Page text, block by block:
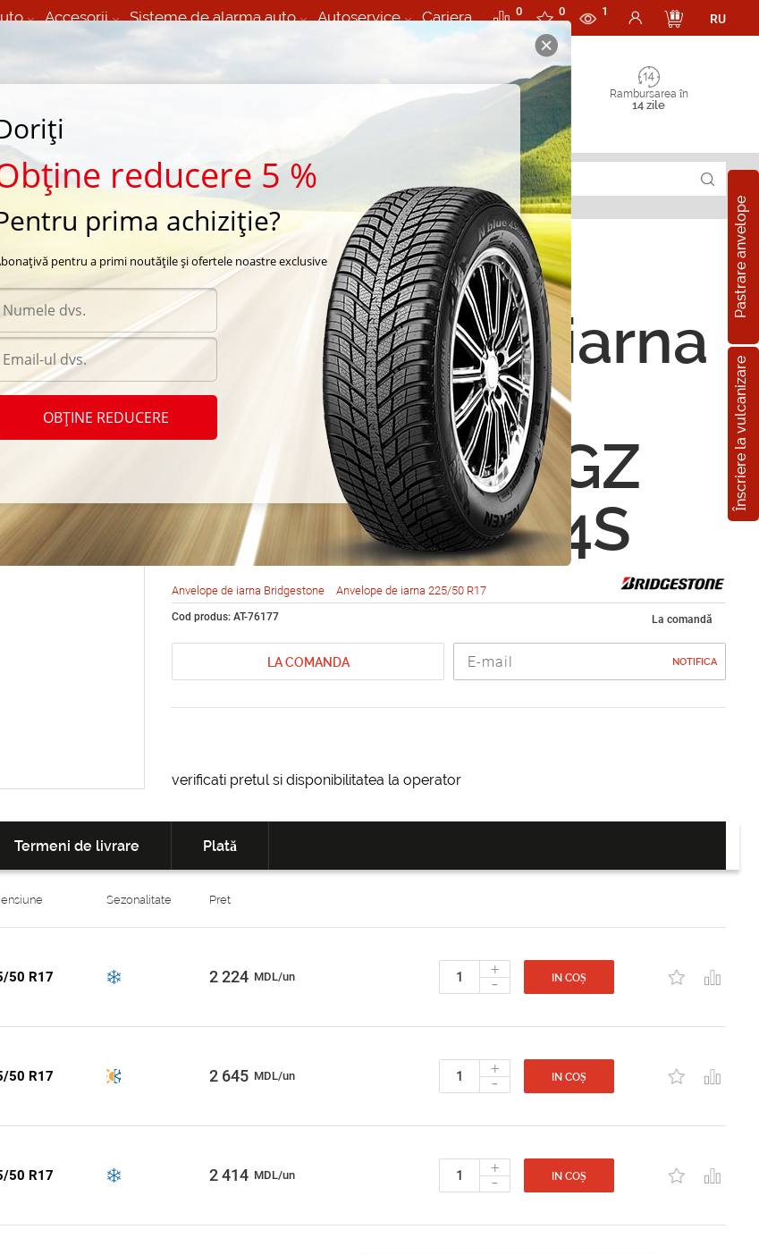
Accesorii Sisteme de alarma auto Autoservice Cariera 0 0 1
RU
24/7 non
Rambursarea în
14 zile
Pastrare anvelope
Înscriere la vulcanizare
Blizzak Revo-GZ Bridgestone Blizzak Revo GZ 225/50 R17 94S
Anvelope de iarna
Bridgestone
Blizzak Revo GZ
225/50 R17 94S
Anvelope de iarna Bridgestone Anvelope de iarna 225/50 R17
Cod produs: AT-76177 La comandă
LA COMANDA NOTIFICA
verificati pretul si disponibilitatea la operator
Termeni de livrare Plată
Sezonalitate Pret
50 R17 2 224 MDL/un +
- IN COȘ
50 R17 2 645 MDL/un +
- IN COȘ
50 R17 2 414 MDL/un +
- IN COȘ
reducere 5 %
prima achiziție?
pentru a primi noutățile și ofertele noastre exclusive
OBȚINE REDUCERE